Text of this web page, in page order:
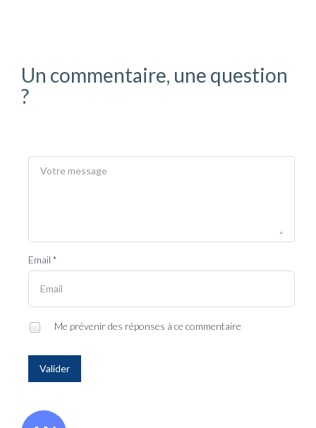
Un commentaire, une question
?
Email *
Me prévenir des réponses à ce commentaire
Valider